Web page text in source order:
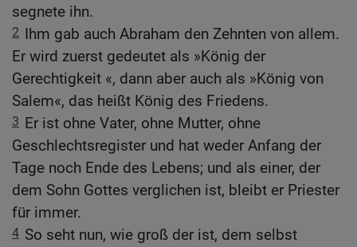
segnete ihn.
2 Ihm gab auch Abraham den Zehnten von allem.
Er wird zuerst gedeutet als »König der
Gerechtigkeit «, dann aber auch als »König von
Salem«, das heißt König des Friedens.
3 Er ist ohne Vater, ohne Mutter, ohne
Geschlechtsregister und hat weder Anfang der
Tage noch Ende des Lebens; und als einer, der
dem Sohn Gottes verglichen ist, bleibt er Priester
für immer.
4 So seht nun, wie groß der ist, dem selbst